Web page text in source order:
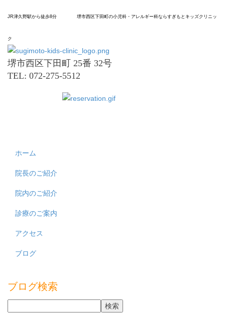
JR津久野駅から徒歩8分 堺市西区下田町の小児科 ・アレルギー科ならすぎもと キッズクリニッ
ク
堺市西区下田町 25番 32号
TEL: 072-275-5512
ホーム
院長のご紹介
院内のご紹介
診療のご案内
アクセス
ブログ
ブログ検索